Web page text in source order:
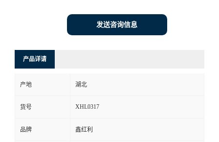
发送咨询信息
产品详请
产地 湖北
货号 XHL0317
品牌 鑫红利